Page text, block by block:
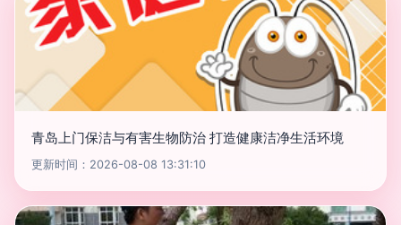
青岛上门保洁与有害生物防治 打造健康洁净生活环境
更新时间：2026-08-08 13:31:10